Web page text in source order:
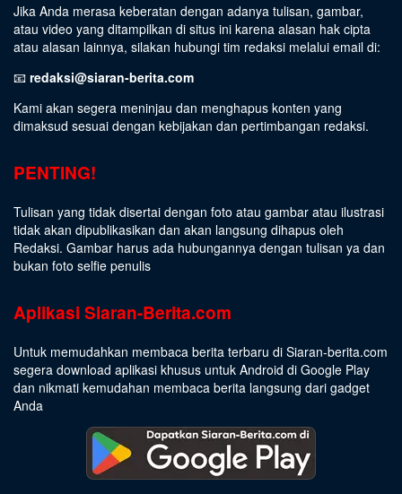
Jika Anda merasa keberatan dengan adanya tulisan, gambar,
atau video yang ditampilkan di situs ini karena alasan hak cipta
atau alasan lainnya, silakan hubungi tim redaksi melalui email di:
📧 redaksi@siaran-berita.com
Kami akan segera meninjau dan menghapus konten yang
dimaksud sesuai dengan kebijakan dan pertimbangan redaksi.
PENTING!
Tulisan yang tidak disertai dengan foto atau gambar atau ilustrasi
tidak akan dipublikasikan dan akan langsung dihapus oleh
Redaksi. Gambar harus ada hubungannya dengan tulisan ya dan
bukan foto selfie penulis
Aplikasi Siaran-Berita.com
Untuk memudahkan membaca berita terbaru di Siaran-berita.com
segera download aplikasi khusus untuk Android di Google Play
dan nikmati kemudahan membaca berita langsung dari gadget
Anda